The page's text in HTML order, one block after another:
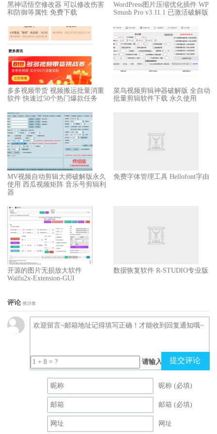
黑神话悟空修改器 可以修改伤害
和防御等属性 免费下载
WordPress图片压缩优化插件 WP
Smush Pro v3.11.1 已激活破解版
多多视频带货 视频搬运批量消重
软件 快速过50个热门爆款任务
菜鸟视频剪辑神器破解版 全自动
批量剪辑软件下载 永久使用
MV视频自动剪辑大师破解版永久
使用 西瓜视频矩阵 音乐号剪辑利
器
免费字体管理工具 Hellofont字由
开源的图片无损放大软件
Waifu2x-Extension-GUI
数据恢复软件 R-STUDIO专业版
评论 抢沙发
请输入（计算结果）
提交评论
昵称 (必填)
邮箱 (必填)
网址